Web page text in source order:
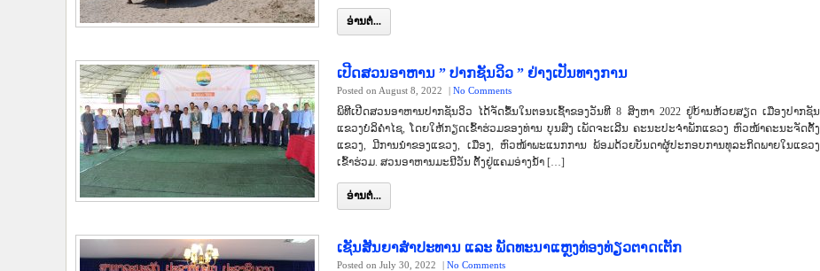
ອ່ານຕໍ່...
ເປີດສວນອາຫານ ” ປາກຊັນວິວ ” ຢ່າງເປັນທາງການ
Posted on August 8, 2022 | No Comments
ພິທີເປີດສວນອາຫານປາກຊັນວິວ ໄດ້ຈັດຂຶ້ນໃນຕອນເຊົ້າຂອງວັນທີ 8 ສິງຫາ 2022 ຢູ່ບ້ານຫ້ວຍສຽດ ເມືອງປາກຊັນ
ແຂວງບໍລິຄຳໄຊ, ໂດຍໃຫ້ກຽດເຂົ້າຮ່ວມຂອງທ່ານ ບຸນສົງ ເພັດຈະເລີນ ຄະນະປະຈຳພັກແຂວງ ຫົວໜ້າຄະນະຈັດຕັ້ງ
ແຂວງ, ມີການນຳຂອງແຂວງ, ເມືອງ, ຫົວໜ້າພະແນກການ ພ້ອມດ້ວຍບັນດາຜູ້ປະກອບການທຸລະກິດພາຍໃນແຂວງ
ເຂົ້າຮ່ວມ. ສວນອາຫານມະນີວັນ ຕັ້ງຢູ່ແຄມອ່າງນ້ຳ […]
ອ່ານຕໍ່...
ເຊັນສັນຍາສໍາປະທານ ແລະ ພັດທະນາແຫຼງທ່ອງທ່ຽວຕາດເຕັກ
Posted on July 30, 2022 | No Comments